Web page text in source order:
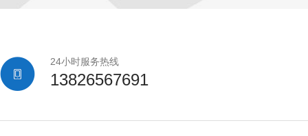
24小时服务热线
13826567691